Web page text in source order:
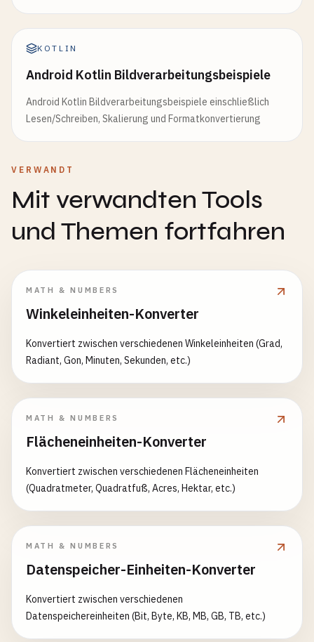
KOTLIN
Android Kotlin Bildverarbeitungsbeispiele
Android Kotlin Bildverarbeitungsbeispiele einschließlich
Lesen/Schreiben, Skalierung und Formatkonvertierung
VERWANDT
Mit verwandten Tools
und Themen fortfahren
MATH & NUMBERS
Winkeleinheiten-Konverter
Konvertiert zwischen verschiedenen Winkeleinheiten (Grad,
Radiant, Gon, Minuten, Sekunden, etc.)
MATH & NUMBERS
Flächeneinheiten-Konverter
Konvertiert zwischen verschiedenen Flächeneinheiten
(Quadratmeter, Quadratfuß, Acres, Hektar, etc.)
MATH & NUMBERS
Datenspeicher-Einheiten-Konverter
Konvertiert zwischen verschiedenen
Datenspeichereinheiten (Bit, Byte, KB, MB, GB, TB, etc.)